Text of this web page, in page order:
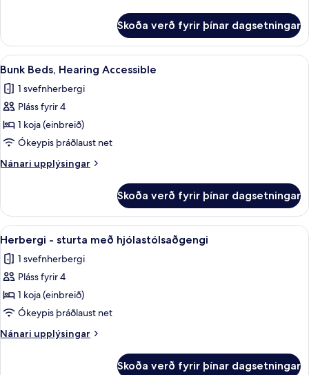
Beds
Skoða verð fyrir þínar dagsetningar
Skoða
allar
myndir
fyrir
Bunk
Beds,
Hearing
Accessible
Rúmföt úr egypskri bómull, rúmföt
5
Bunk Beds, Hearing Accessible
1 svefnherbergi
Pláss fyrir 4
1 koja (einbreið)
Ókeypis þráðlaust net
Nánari upplýsingar
Nánari
Beds,
Hearing
Accessible
Skoða verð fyrir þínar dagsetningar
Skoða
allar
myndir
fyrir
Herbergi
-
sturta
með
Rúmföt úr egypskri bómull, rúmföt
5
Herbergi - sturta með hjólastólsaðgengi
1 svefnherbergi
Pláss fyrir 4
1 koja (einbreið)
Ókeypis þráðlaust net
Nánari upplýsingar
Nánari
Skoða verð fyrir þínar dagsetningar